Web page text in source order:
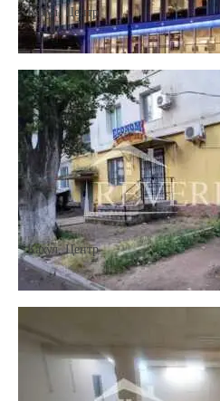
Кахул,Центр
0 комнат
Кахул,Центр
0 комнат